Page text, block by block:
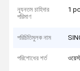
ন্যূনতম চাহিদার
পরিমাণ
1
পরিচিতিমুলক নাম
পরিশোধের শর্ত